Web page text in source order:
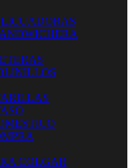
COLGAR